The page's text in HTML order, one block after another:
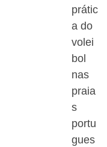
prátic
a do
volei
bol
nas
praia
s
portu
gues